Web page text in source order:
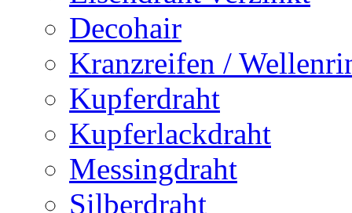
Decohair
Kranzreifen /
Kupferdraht
Kupferlackdraht
Messingdraht
Silberdraht